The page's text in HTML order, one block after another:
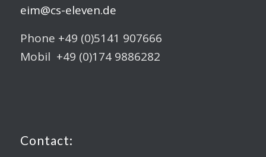
eim@cs-eleven.de
Phone +49 (0)5141 907666
Mobil +49 (0)174 9886282
Contact: